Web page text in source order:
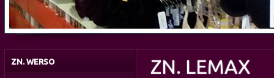
ZN. LEMAX
ZN. WERSO